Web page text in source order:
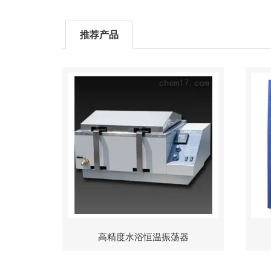
推荐产品
高精度水浴恒温振荡器